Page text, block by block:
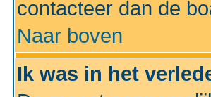
contacteer dan de
Naar boven
Ik was in het